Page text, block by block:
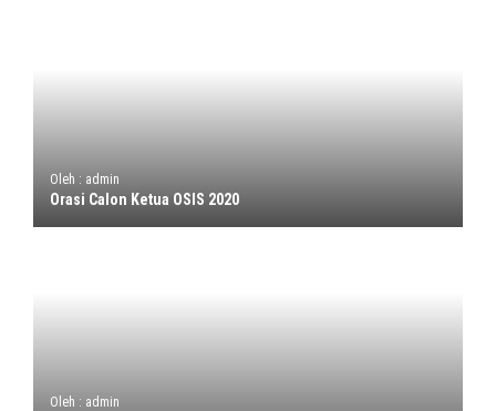
Oleh : admin
Orasi Calon Ketua OSIS 2020
Oleh : admin